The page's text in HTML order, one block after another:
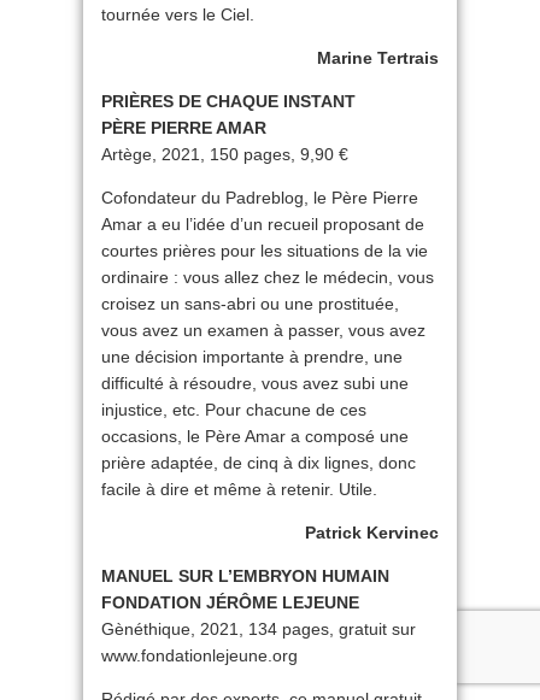
tournée vers le Ciel.
Marine Tertrais
PRIÈRES DE CHAQUE INSTANT
PÈRE PIERRE AMAR
Artège, 2021, 150 pages, 9,90 €
Cofondateur du Padreblog, le Père Pierre
Amar a eu l’idée d’un recueil proposant de
courtes prières pour les situations de la vie
ordinaire : vous allez chez le médecin, vous
croisez un sans-abri ou une prostituée,
vous avez un examen à passer, vous avez
une décision importante à prendre, une
difficulté à résoudre, vous avez subi une
injustice, etc. Pour chacune de ces
occasions, le Père Amar a composé une
prière adaptée, de cinq à dix lignes, donc
facile à dire et même à retenir. Utile.
Patrick Kervinec
MANUEL SUR L’EMBRYON HUMAIN
FONDATION JÉRÔME LEJEUNE
Gènéthique, 2021, 134 pages, gratuit sur
www.fondationlejeune.org